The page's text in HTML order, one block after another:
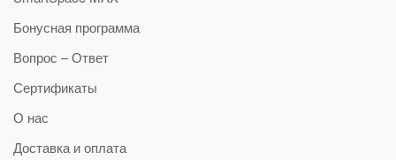
Бонусная программа
Вопрос – Ответ
Сертификаты
О нас
Доставка и оплата